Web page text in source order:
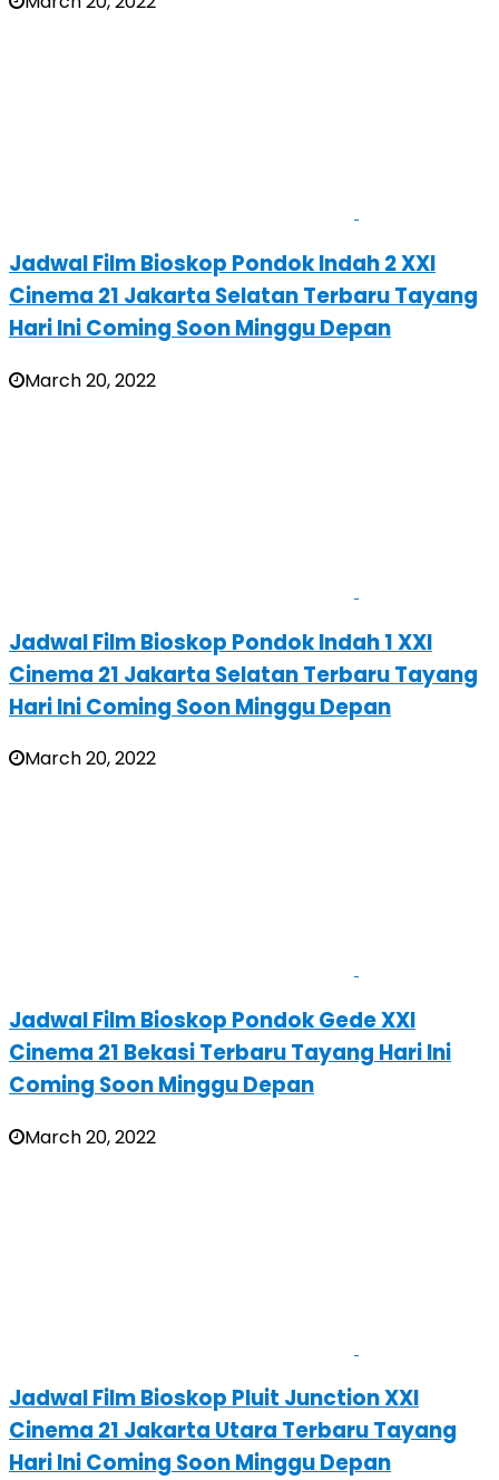
Jadwal Film Bioskop Pondok Indah 2 XXI
Cinema 21 Jakarta Selatan Terbaru Tayang
Hari Ini Coming Soon Minggu Depan
March 20, 2022
Jadwal Film Bioskop Pondok Indah 1 XXI
Cinema 21 Jakarta Selatan Terbaru Tayang
Hari Ini Coming Soon Minggu Depan
March 20, 2022
Jadwal Film Bioskop Pondok Gede XXI
Cinema 21 Bekasi Terbaru Tayang Hari Ini
Coming Soon Minggu Depan
March 20, 2022
Jadwal Film Bioskop Pluit Junction XXI
Cinema 21 Jakarta Utara Terbaru Tayang
Hari Ini Coming Soon Minggu Depan